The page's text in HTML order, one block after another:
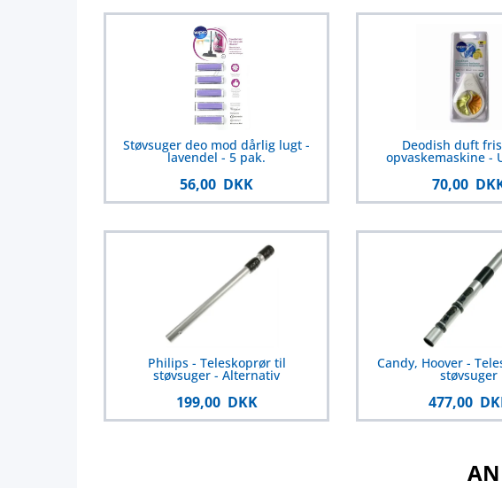
Støvsuger deo mod dårlig lugt -
lavendel - 5 pak.
56,00 DKK
Deodish duft
opvaskemaskine -
70,00
Philips - Teleskoprør til
støvsuger - Alternativ
199,00 DKK
Candy, Hoover -
støvsuger
477,00